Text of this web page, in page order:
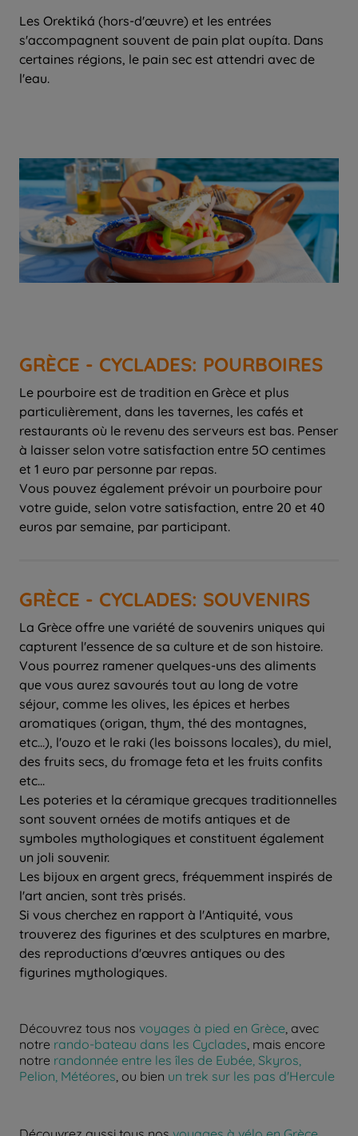
Les Orektiká (hors-d'œuvre) et les entrées
s'accompagnent souvent de pain plat oupíta. Dans
certaines régions, le pain sec est attendri avec de
GRÈCE - CYCLADES: POURBOIRES
Le pourboire est de tradition en Grèce et plus
particulièrement, dans les tavernes, les cafés et
restaurants où le revenu des serveurs est bas. Penser
à laisser selon votre satisfaction entre 5O centimes
et 1 euro par personne par repas.
Vous pouvez également prévoir un pourboire pour
votre guide, selon votre satisfaction, entre 20 et 40
euros par semaine, par participant.
GRÈCE - CYCLADES: SOUVENIRS
La Grèce offre une variété de souvenirs uniques qui
capturent l'essence de sa culture et de son histoire.
Vous pourrez ramener quelques-uns des aliments
que vous aurez savourés tout au long de votre
séjour, comme les olives, les épices et herbes
aromatiques (origan, thym, thé des montagnes,
etc...), l'ouzo et le raki (les boissons locales), du miel,
des fruits secs, du fromage feta et les fruits confits
etc...
Les poteries et la céramique grecques traditionnelles
sont souvent ornées de motifs antiques et de
symboles mythologiques et constituent également
un joli souvenir.
Les bijoux en argent grecs, fréquemment inspirés de
l'art ancien, sont très prisés.
Si vous cherchez en rapport à l'Antiquité, vous
trouverez des figurines et des sculptures en marbre,
des reproductions d'œuvres antiques ou des
figurines mythologiques.
Découvrez tous nos voyages à pied en Grèce, avec
notre rando-bateau dans les Cyclades, mais encore
notre randonnée entre les îles de Eubée, Skyros,
Pelion, Météores, ou bien un trek sur les pas d'Hercule